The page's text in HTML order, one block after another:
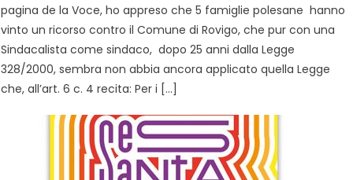
pagina de la Voce, ho appreso che 5 famiglie polesane hanno
vinto un ricorso contro il Comune di Rovigo, che pur con una
Sindacalista come sindaco, dopo 25 anni dalla Legge
328/2000, sembra non abbia ancora applicato quella Legge
che, all’art. 6 c. 4 recita: Per i […]